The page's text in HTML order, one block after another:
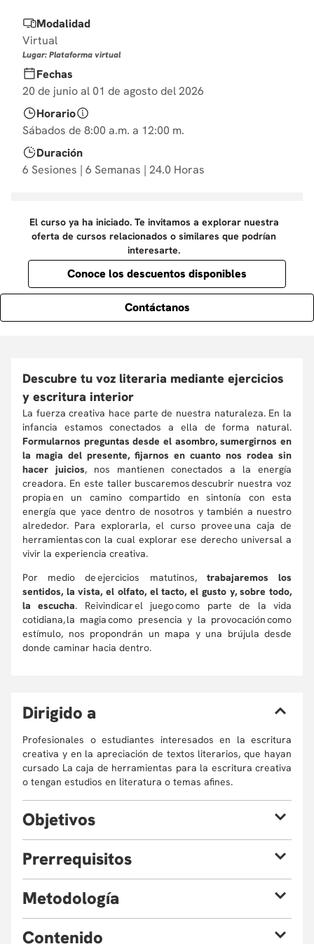
Modalidad
Virtual
Lugar: Plataforma virtual
Fechas
20 de junio al 01 de agosto del 2026
Horario
Sábados de 8:00 a.m. a 12:00 m.
Duración
6 Sesiones | 6 Semanas | 24.0 Horas
El curso ya ha iniciado. Te invitamos a explorar nuestra
oferta de cursos relacionados o similares que podrían
interesarte.
Conoce los descuentos disponibles
Contáctanos
Descubre tu voz literaria mediante ejercicios
y escritura interior
La fuerza creativa hace parte de nuestra naturaleza. En la
infancia estamos conectados a ella de forma natural.
Formularnos preguntas desde el asombro, sumergirnos en
la magia del presente, fijarnos en cuanto nos rodea sin
hacer juicios, nos mantienen conectados a la energía
creadora. En este taller buscaremos descubrir nuestra voz
propia en un camino compartido en sintonía con esta
energía que yace dentro de nosotros y también a nuestro
alrededor. Para explorarla, el curso provee una caja de
herramientas con la cual explorar ese derecho universal a
vivir la experiencia creativa.
Por medio de ejercicios matutinos, trabajaremos los
sentidos, la vista, el olfato, el tacto, el gusto y, sobre todo,
la escucha. Reivindicar el juego como parte de la vida
cotidiana, la magia como presencia y la provocación como
estímulo, nos propondrán un mapa y una brújula desde
donde caminar hacia dentro.
Dirigido a
Profesionales o estudiantes interesados en la escritura
creativa y en la apreciación de textos literarios, que hayan
cursado La caja de herramientas para la escritura creativa
o tengan estudios en literatura o temas afines.
Objetivos
Hacer una lectura de textos literarios desde la
Desarrollar habilidades creativas mediante la
escritura y lectura.
diálogo a partir del trabajo colectivo.
Prerrequisitos
creativa o tener estudios en literatura o temas afines.
Metodología
Contenido